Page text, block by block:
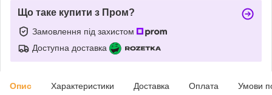
Що таке купити з Пром?
Замовлення під захистом
Доступна доставка
Опис Характеристики Доставка Оплата Умови